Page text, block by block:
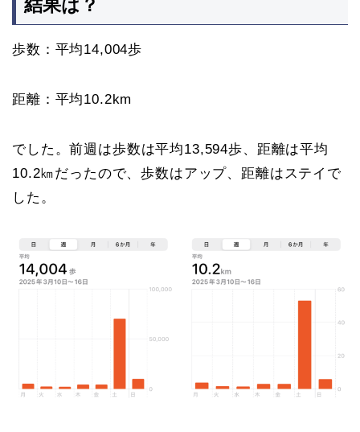
結果は？
歩数：平均14,004歩
距離：平均10.2km
でした。前週は歩数は平均13,594歩、距離は平均
10.2㎞だったので、歩数はアップ、距離はステイで
した。